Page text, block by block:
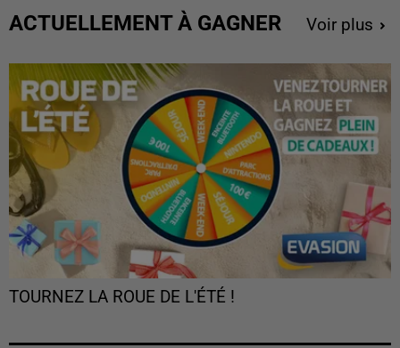
ACTUELLEMENT À GAGNER Voir plus
TOURNEZ LA ROUE DE L'ÉTÉ !